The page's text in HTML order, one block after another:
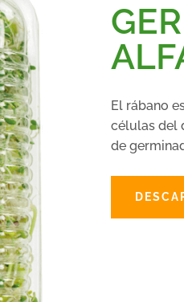
El rábano
células del
de